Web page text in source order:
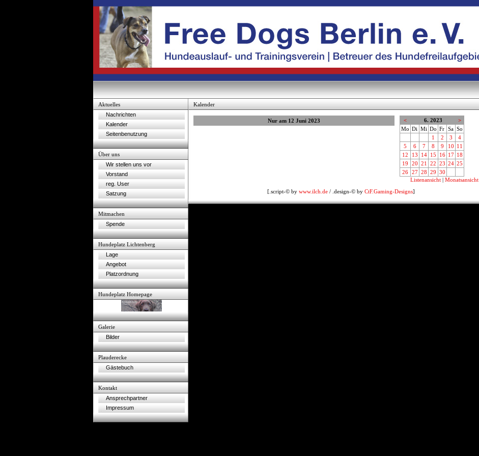
Aktuelles
Nachrichten
Kalender
Seitenbenutzung
Über uns
Wir stellen uns vor
Vorstand
reg. User
Satzung
Mitmachen
Spende
Hundeplatz Lichtenberg
Lage
Angebot
Platzordnung
Hundeplatz Homepage
Galerie
Bilder
Plauderecke
Gästebuch
Kontakt
Ansprechpartner
Impressum
Kalender
Nur am 12 Juni 2023 < 6. 2023
>
Mo Di Mi Do Fr Sa So
1
2 3
4
5
6 7 8 9 10 11
12
13 14 15 16 17 18
19
20 21 22 23 24 25
26 27 28 29 30
Listenansicht| Monatsansicht
[.script-© by www.ilch.de / .design-© by CtF.Gaming-Designs]